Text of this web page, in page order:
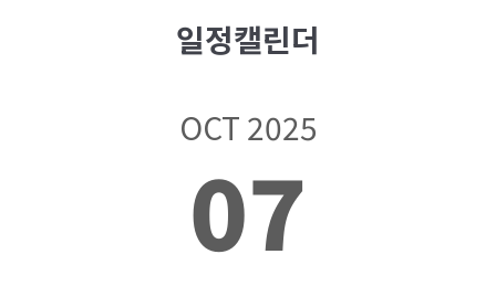
일정캘린더
OCT 2025
07